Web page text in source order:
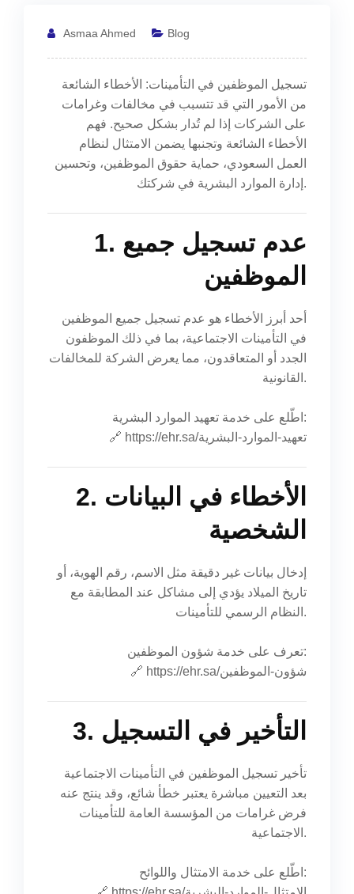
Asmaa Ahmed Blog
تسجيل الموظفين في التأمينات: الأخطاء الشائعة
من الأمور التي قد تتسبب في مخالفات وغرامات
على الشركات إذا لم تُدار بشكل صحيح. فهم
الأخطاء الشائعة وتجنبها يضمن الامتثال لنظام
العمل السعودي، حماية حقوق الموظفين، وتحسين
إدارة الموارد البشرية في شركتك.
1. عدم تسجيل جميع
الموظفين
أحد أبرز الأخطاء هو عدم تسجيل جميع الموظفين
في التأمينات الاجتماعية، بما في ذلك الموظفون
الجدد أو المتعاقدون، مما يعرض الشركة للمخالفات
القانونية.
اطّلع على خدمة تعهيد الموارد البشرية:
🔗
https://ehr.sa/تعهيد-الموارد-البشرية
2. الأخطاء في البيانات
الشخصية
إدخال بيانات غير دقيقة مثل الاسم، رقم الهوية، أو
تاريخ الميلاد يؤدي إلى مشاكل عند المطابقة مع
النظام الرسمي للتأمينات.
تعرف على خدمة شؤون الموظفين:
🔗
https://ehr.sa/شؤون-الموظفين
3. التأخير في التسجيل
تأخير تسجيل الموظفين في التأمينات الاجتماعية
بعد التعيين مباشرة يعتبر خطأ شائع، وقد ينتج عنه
فرض غرامات من المؤسسة العامة للتأمينات
الاجتماعية.
اطّلع على خدمة الامتثال واللوائح: